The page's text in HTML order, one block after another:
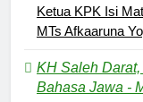
Ketua KPK Isi
MTs Afkaaruna
KH Saleh
Bahasa Jawa -
5